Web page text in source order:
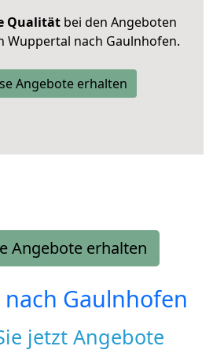
Qualität bei den Angeboten
Wuppertal nach Gaulnhofen.
Angebote erhalten
Angebote erhalten
Gaulnhofen
jetzt Angebote